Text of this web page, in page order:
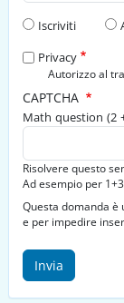
Tipo di richiesta
Iscriviti
Privacy
Autorizzo al
CAPTCHA
Math question (2
Risolvere questo
Ad esempio per
Questa domanda è